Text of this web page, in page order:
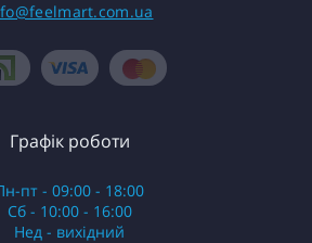
Графік роботи
пт - 09:00 - 18:00
Сб - 10:00 - 16:00
Нед - вихідний